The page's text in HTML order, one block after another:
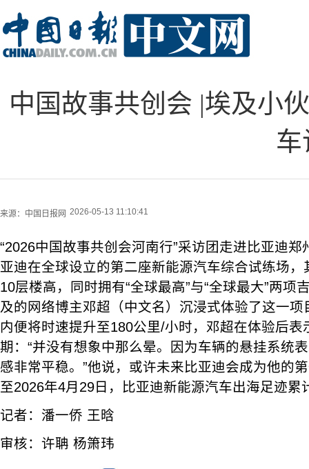
中国故事共创会 |埃及小
车
来源： 中国日报网 2026-05-13 11:10:41
“2026中国故事共创会河南行”采访团走进比亚迪
亚迪在全球设立的第二座新能源汽车综合试练场，
10层楼高，同时拥有“全球最高”与“全球最大”两项
及的网络博主邓超（中文名）沉浸式体验了这一
内便将时速提升至180公里/小时，邓超在体验后表
期：“并没有想象中那么晕。因为车辆的悬挂系统
感非常平稳。”他说，或许未来比亚迪会成为他的
至2026年4月29日，比亚迪新能源汽车出海足迹累
记者：潘一侨 王晗
审核：许聃 杨箫玮